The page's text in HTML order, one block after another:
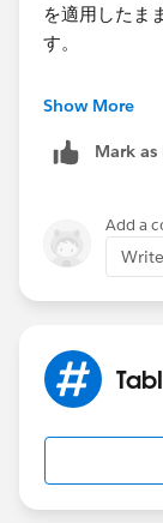
を適用したま
す。
ここでポイン
が今年の1年
うひとつ条件
比"を出した
何月何日ま
ません。FYが
Show More
Mark
Add a